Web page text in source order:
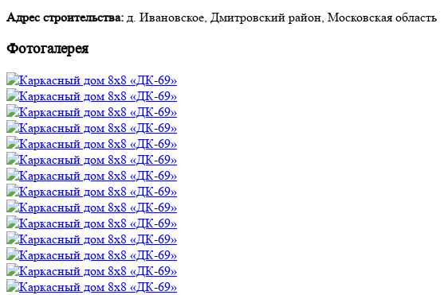
Адрес строительства: д. Ивановское, Дмитровский район, Московская область
Фотогалерея